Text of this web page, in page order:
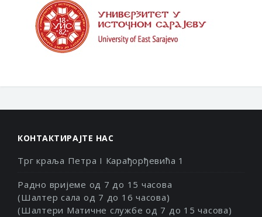
КОНТАКТИРАЈТЕ НАС
Трг краља Петра I Карађорђевића 1
Радно вријеме од 7 до 15 часова
(Шалтер сала од 7 до 16 часова)
(Шалтери Матичне службе од 7 до 15 часова)